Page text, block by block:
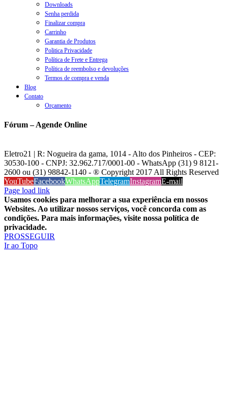
Downloads
Senha perdida
Finalizar compra
Carrinho
Garantia de Produtos
Politica Privacidade
Política de Frete e Entrega
Política de reembolso e devoluções
Termos de compra e venda
Blog
Contato
Orçamento
Fórum – Agende Online
Eletro21 | R: Nogueira da gama, 1014 - Alto dos Pinheiros - CEP:
30530-100 - CNPJ: 32.962.717/0001-00 - WhatsApp (31) 9 8121-
2600 ou (31) 98842-1140 - ® Copyright 2017 All Rights Reserved
YouTubeFacebookWhatsAppTelegramInstagramE-mail
Page load link
Usamos cookies para melhorar a sua experiência em nossos
Websites. Ao utilizar nossos serviços, você concorda com as
condições. Para mais informações, visite nossa política de
privacidade.
PROSSEGUIR
Ir ao Topo